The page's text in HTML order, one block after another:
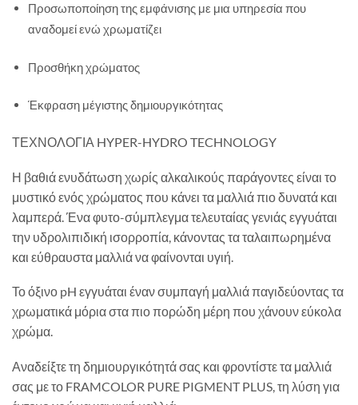
Προσωποποίηση της εμφάνισης με μια υπηρεσία που
αναδομεί ενώ χρωματίζει
Προσθήκη χρώματος
Έκφραση μέγιστης δημιουργικότητας
ΤΕΧΝΟΛΟΓΙΑ HYPER-HYDRO TECHNOLOGY
Η βαθιά ενυδάτωση χωρίς αλκαλικούς παράγοντες είναι το
μυστικό ενός χρώματος που κάνει τα μαλλιά πιο δυνατά και
λαμπερά. Ένα φυτο-σύμπλεγμα τελευταίας γενιάς εγγυάται
την υδρολιπιδική ισορροπία, κάνοντας τα ταλαιπωρημένα
και εύθραυστα μαλλιά να φαίνονται υγιή.
Το όξινο pH εγγυάται έναν συμπαγή μαλλιά παγιδεύοντας τα
χρωματικά μόρια στα πιο πορώδη μέρη που χάνουν εύκολα
χρώμα.
Αναδείξτε τη δημιουργικότητά σας και φροντίστε τα μαλλιά
σας με το FRAMCOLOR PURE PIGMENT PLUS, τη λύση για